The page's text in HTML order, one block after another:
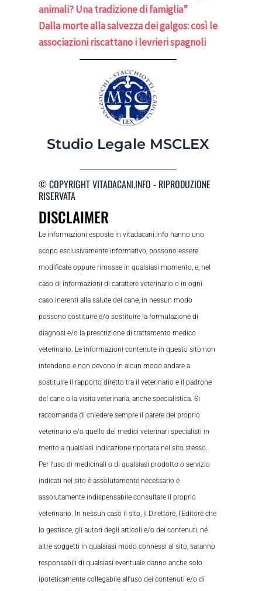
animali? Una tradizione di famiglia”
Dalla morte alla salvezza dei galgos: così le
associazioni riscattano i levrieri spagnoli
Studio Legale MSCLEX
© COPYRIGHT VITADACANI.INFO - RIPRODUZIONE
RISERVATA
DISCLAIMER
Le informazioni esposte in vitadacani.info hanno uno
scopo esclusivamente informativo, possono essere
modificate oppure rimosse in qualsiasi momento, e, nel
caso di informazioni di carattere veterinario o in ogni
caso inerenti alla salute del cane, in nessun modo
possono costituire e/o sostituire la formulazione di
diagnosi e/o la prescrizione di trattamento medico
veterinario. Le informazioni contenute in questo sito non
intendono e non devono in alcun modo andare a
sostituire il rapporto diretto tra il veterinario e il padrone
del cane o la visita veterinaria, anche specialistica. Si
raccomanda di chiedere sempre il parere del proprio
veterinario e/o quello dei medici veterinari specialisti in
merito a qualsiasi indicazione riportata nel sito stesso.
Per l’uso di medicinali o di qualsiasi prodotto o servizio
indicati nel sito è assolutamente necessario e
assolutamente indispensabile consultare il proprio
veterinario. In nessun caso il sito, il Direttore, l’Editore che
lo gestisce, gli autori degli articoli e/o dei contenuti, né
altre soggetti in qualsiasi modo connessi al sito, saranno
responsabili di qualsiasi eventuale danno anche solo
ipoteticamente collegabile all’uso dei contenuti e/o di